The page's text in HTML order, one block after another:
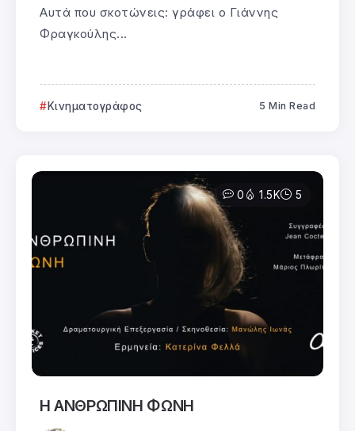
Αυτά που σκοτώνεις: γράφει ο Γιάννης
Φραγκούλης...
Κινηματογράφος 5 Min Read
0 1.5K 5
Η ΑΝΘΡΩΠΙΝΗ ΦΩΝΗ